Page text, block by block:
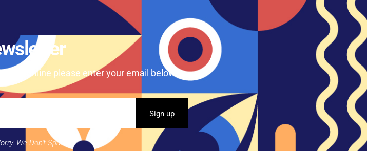
online please enter your email below.
We Don't Spam.